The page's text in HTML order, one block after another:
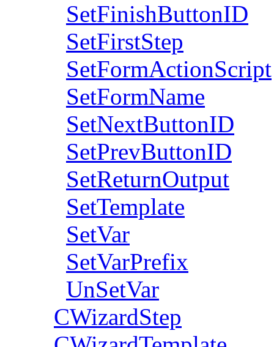
SetFinishButtonID
SetFirstStep
SetFormActionScript
SetFormName
SetNextButtonID
SetPrevButtonID
SetReturnOutput
SetTemplate
SetVar
SetVarPrefix
UnSetVar
CWizardStep